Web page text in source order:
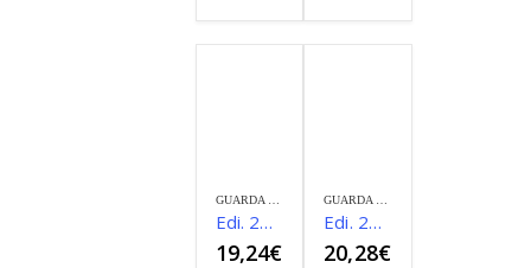
Edi. 2024 Especialidad de Caza del Guarda Rural
19,24€
Edi. 2024 Especialidad de Pesca del Guarda Rural
20,28€